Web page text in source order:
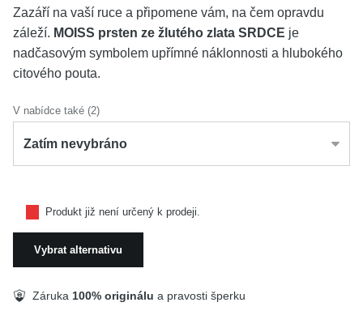
Zazáří na vaší ruce a připomene vám, na čem opravdu
záleží. MOISS prsten ze žlutého zlata SRDCE je
nadčasovým symbolem upřímné náklonnosti a hlubokého
citového pouta.
V nabídce také (2)
Zatím nevybráno
Produkt již není určený k prodeji.
Vybrat alternativu
Záruka 100% originálu a pravosti šperku